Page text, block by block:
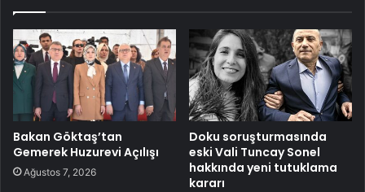
Bakan Göktaş’tan
Gemerek Huzurevi Açılışı
Ağustos 7, 2026
Doku soruşturmasında
eski Vali Tuncay Sonel
hakkında yeni tutuklama
kararı